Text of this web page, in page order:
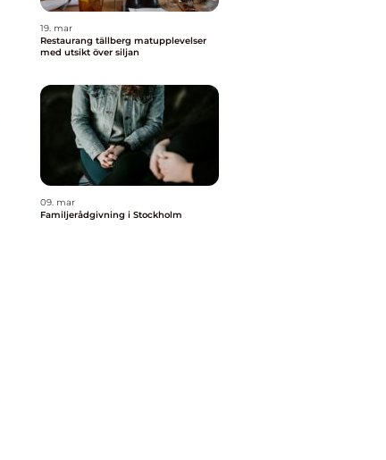
19. mar
Restaurang tällberg matupplevelser
med utsikt över siljan
09. mar
Familjerådgivning i Stockholm